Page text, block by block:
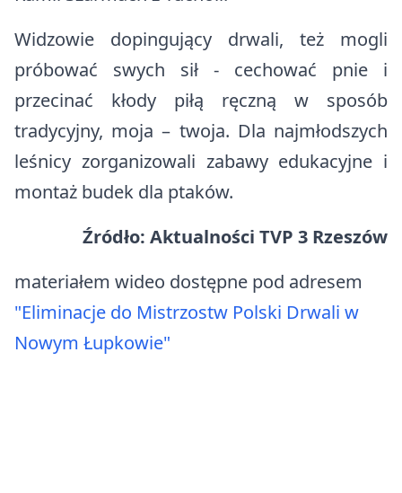
Widzowie dopingujący drwali, też mogli
próbować swych sił - cechować pnie i
przecinać kłody piłą ręczną w sposób
tradycyjny, moja – twoja. Dla najmłodszych
leśnicy zorganizowali zabawy edukacyjne i
montaż budek dla ptaków.
Źródło: Aktualności TVP 3 Rzeszów
materiałem wideo dostępne pod adresem
"Eliminacje do Mistrzostw Polski Drwali w
Nowym Łupkowie"